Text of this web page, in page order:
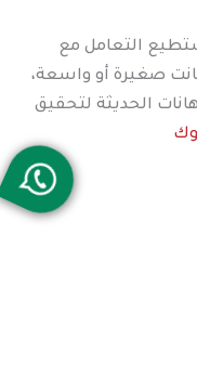
التعامل مع
صغيرة أو واسعة،
الحديثة لتحقيق